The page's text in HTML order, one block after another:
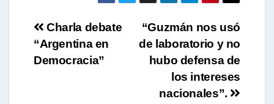
Navegación
de
“Guzmán nos usó
de laboratorio y no
hubo defensa de
los intereses
nacionales”.
Charla debate
“Argentina en
Democracia”